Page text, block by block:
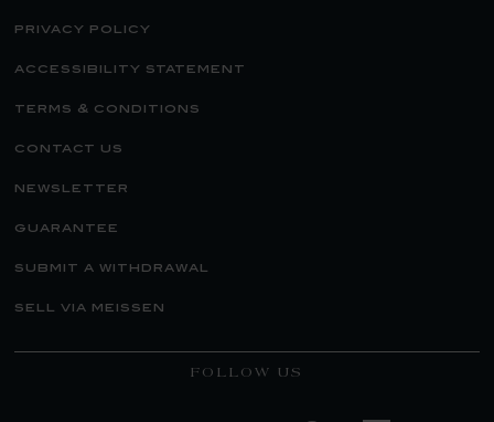
privacy policy
accessibility statement
terms & conditions
contact us
newsletter
guarantee
submit a withdrawal
sell via meissen
FOLLOW US